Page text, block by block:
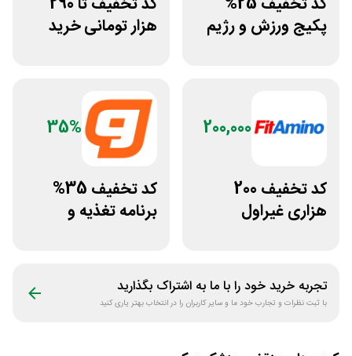
پکیج ورزش و رژیم
هزار تومانی خرید
200,000
کد تخفیف 200
هزاری غیراول
35%
کد تخفیف 35%
برنامه تغذیه و
تجربه خرید خود را با ما به اشتراک بگذارید
با ثبت نظرات و تجارب خود ما و سایر کاربران را در انتخاب بهتر یاری کنید